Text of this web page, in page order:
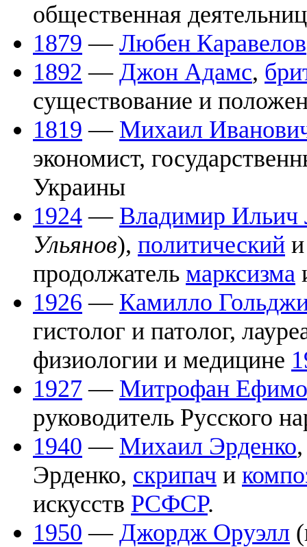
общественная
1879 — Любен Каравелов
1892 — Джон Адамс,
существование и
1819 — Михаил
экономист,
Украины
1924 — Владимир Ильич
Ульянов), политический
продолжатель марксизма
1926 — Камилло
гистолог и патолог,
физиологии и медицине
1927 — Митрофан
руководитель Русского
1940 — Михаил Эрденко
Эрденко, скрипач и
искусств РСФСР.
1950 — Джордж Оруэлл